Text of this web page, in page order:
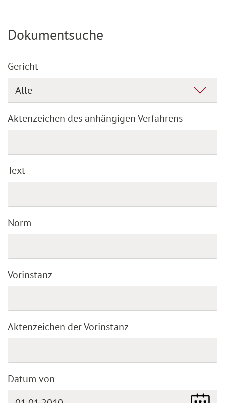
Dokumentsuche
Gericht
Aktenzeichen des anhängigen Verfahrens
Text
Norm
Vorinstanz
Aktenzeichen der Vorinstanz
Datum von